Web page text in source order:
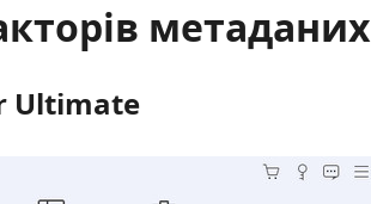
метаданих
Ultimate